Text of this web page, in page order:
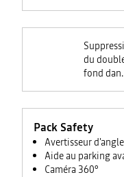
du
fond
Pack Safety
Avertisseur
Aide au parking
Caméra 360°